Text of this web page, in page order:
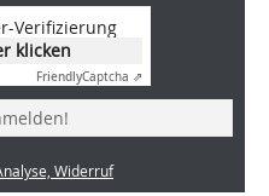
Verifizierung
klicken
FriendlyCaptcha ⇗
Widerruf